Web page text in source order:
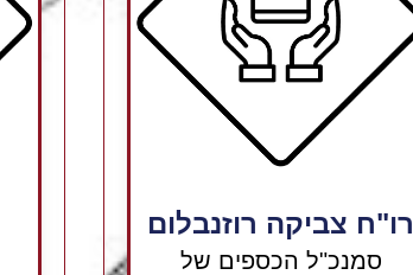
רו"ח צביקה רוזנבלום
סמנכ"ל הכספים של